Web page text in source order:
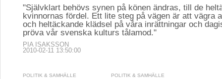
"Självklart behövs synen på könen ändras, till de
kvinnornas fördel. Ett lite steg på vägen är att vägra
och heltäckande klädsel på våra inrättningar och
pröva vår svenska kulturs tålamod."
PIA ISAKSSON
2010-02-11 13:50:00
POLITIK & SAMHÄLLE POLITIK & SAMHÄLLE